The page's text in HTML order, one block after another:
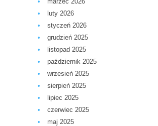
luty 2026
styczeń 2026
grudzień 2025
listopad 2025
październik 2025
wrzesień 2025
sierpień 2025
lipiec 2025
czerwiec 2025
maj 2025